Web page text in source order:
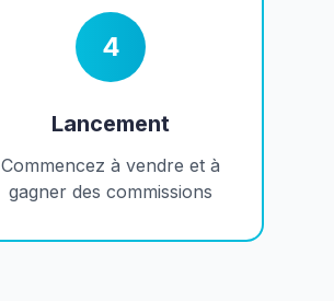
4
Lancement
Commencez à vendre et à
gagner des commissions